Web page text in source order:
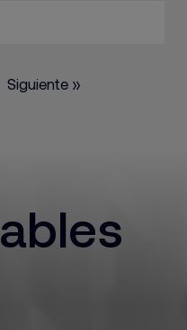
Siguiente »